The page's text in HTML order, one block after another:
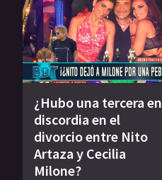
¿Hubo una tercera en
discordia en el
divorcio entre Nito
Artaza y Cecilia
Milone?